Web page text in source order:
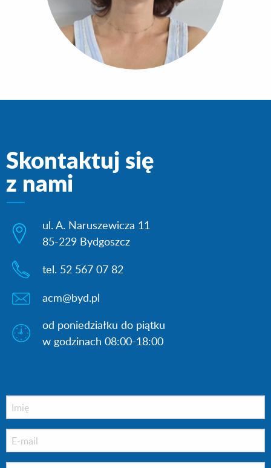
Skontaktuj się
z nami
ul. A. Naruszewicza 11
85-229 Bydgoszcz
tel. 52 567 07 82
acm@byd.pl
od poniedziałku do piątku
w godzinach 08:00-18:00